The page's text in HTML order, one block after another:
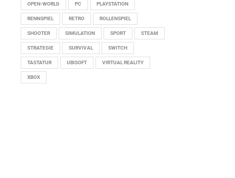
OPEN-WORLD PC PLAYSTATION
RENNSPIEL RETRO ROLLENSPIEL
SHOOTER SIMULATION SPORT STEAM
STRATEGIE SURVIVAL SWITCH
TASTATUR UBISOFT VIRTUAL REALITY
XBOX